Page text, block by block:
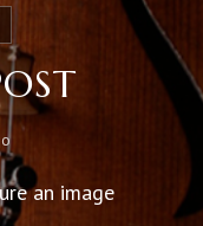
an image